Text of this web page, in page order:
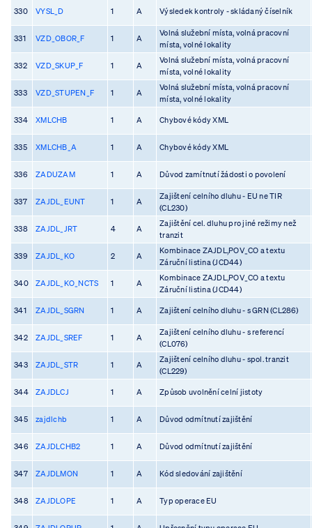
330 VYSL_D 1 A Výsledek kontroly - skládaný číselník
331 VZD_OBOR_F 1 A
Volná služební místa, volná pracovní
místa, volné lokality
332 VZD_SKUP_F 1 A
Volná služební místa, volná pracovní
místa, volné lokality
333 VZD_STUPEN_F 1 A
Volná služební místa, volná pracovní
místa, volné lokality
334 XMLCHB 1 A Chybové kódy XML
335 XMLCHB_A 1 A Chybové kódy XML
336 ZADUZAM 1 A Důvod zamítnutí žádosti o povolení
337 ZAJDL_EUNT 1 A
Zajištení celního dluhu - EU ne TIR
(CL230)
338 ZAJDL_JRT 4 A
Zajištění cel. dluhu pro jiné režimy než
tranzit
339 ZAJDL_KO 2 A
Kombinace ZAJDL,POV_CO a textu
Záruční listina (JCD44)
340 ZAJDL_KO_NCTS 1 A
Kombinace ZAJDL,POV_CO a textu
Záruční listina (JCD44)
341 ZAJDL_SGRN 1 A Zajištení celního dluhu - s GRN (CL286)
342 ZAJDL_SREF 1 A
Zajištení celního dluhu - s referencí
(CL076)
343 ZAJDL_STR 1 A
Zajištení celního dluhu - spol. tranzit
(CL229)
344 ZAJDLCJ 1 A Způsob uvolnění celní jistoty
345 zajdlchb 1 A Důvod odmítnutí zajištění
346 ZAJDLCHB2 1 A Důvod odmítnutí zajištění
347 ZAJDLMON 1 A Kód sledování zajištění
348 ZAJDLOPE 1 A Typ operace EU